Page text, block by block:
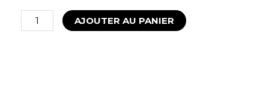
AJOUTER AU PANIER